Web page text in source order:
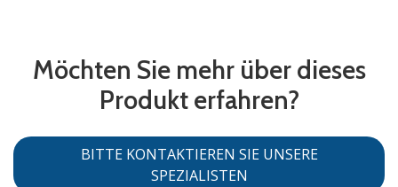
Möchten Sie mehr über dieses
Produkt erfahren?
BITTE KONTAKTIEREN SIE UNSERE
SPEZIALISTEN